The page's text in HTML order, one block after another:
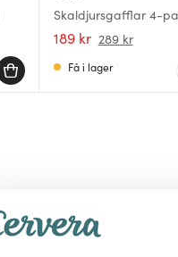
Skaldjursgafflar 4-
189 kr 289 kr
Få i lager